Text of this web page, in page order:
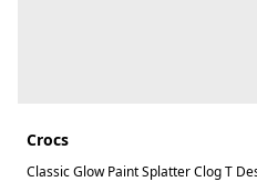
Crocs
Classic Glow Paint Splatter Clog T